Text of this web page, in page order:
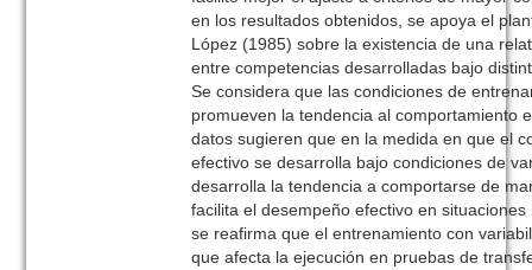
en los resultados obtenidos, se apoya el
López (1985) sobre la existencia de una
entre competencias desarrolladas bajo
Se considera que las condiciones de
promueven la tendencia al comportamiento
datos sugieren que en la medida en que el
efectivo se desarrolla bajo condiciones de
desarrolla la tendencia a comportarse de
facilita el desempeño efectivo en
se reafirma que el entrenamiento con
que afecta la ejecución en pruebas de